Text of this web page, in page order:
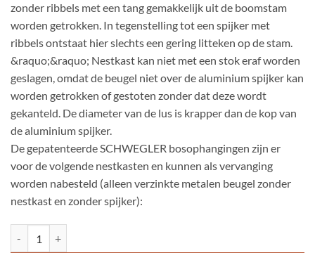
zonder ribbels met een tang gemakkelijk uit de boomstam
worden getrokken. In tegenstelling tot een spijker met
ribbels ontstaat hier slechts een gering litteken op de stam.
&raquo;&raquo; Nestkast kan niet met een stok eraf worden
geslagen, omdat de beugel niet over de aluminium spijker kan
worden getrokken of gestoten zonder dat deze wordt
gekanteld. De diameter van de lus is krapper dan de kop van
de aluminium spijker.
De gepatenteerde SCHWEGLER bosophangingen zijn er
voor de volgende nestkasten en kunnen als vervanging
worden nabesteld (alleen verzinkte metalen beugel zonder
nestkast en zonder spijker):